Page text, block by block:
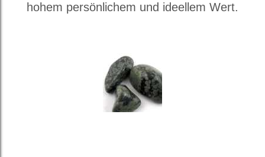
hohem persönlichem und ideellem Wert.